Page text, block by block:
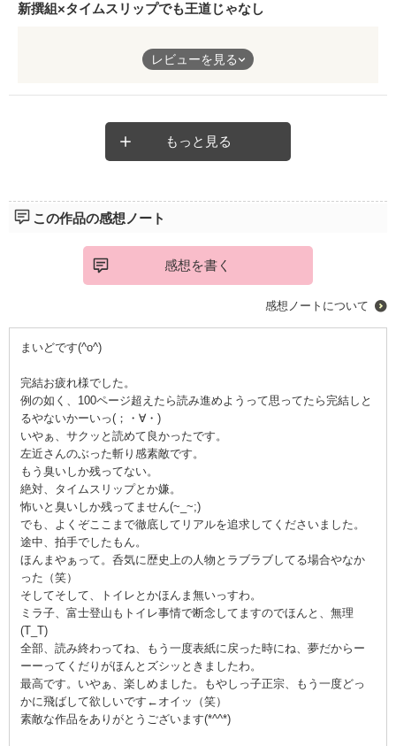
新撰組×タイムスリップでも王道じゃなし
神社の次男坊の主人公。
人より妖気を感じる勘が強い彼。
それも新撰組の世界。
知らないうちに隊士の仲間入り
局長の近藤さんにも声をかけられて王道タイムスリップ……では
現代人のもやしっ子。
そんな人斬りなんて無理。血の海なんて無理。食生活無理。トイ
レも……。
何もできないけどタイムスリップしたなら仕方ない。
自分も一緒にタイムスリップして歴史上の人物を見た気分になり
ました。
途中の世代ループ解説にゾッとしたり
楽しんで読みました。
リアルタイムスリップを体験したい方はぜひ。
レビューを見る
もっと見る
この作品の感想ノート
感想を書く
感想ノートについて
まいどです(^o^)
完結お疲れ様でした。
例の如く、100ページ超えたら読み進めようって思ってたら完結しと
るやないかーいっ(；・∀・)
いやぁ、サクッと読めて良かったです。
左近さんのぶった斬り感素敵です。
もう臭いしか残ってない。
絶対、タイムスリップとか嫌。
怖いと臭いしか残ってません(~_~;)
でも、よくぞここまで徹底してリアルを追求してくださいました。
途中、拍手でしたもん。
ほんまやぁって。呑気に歴史上の人物とラブラブしてる場合やなか
った（笑）
そしてそして、トイレとかほんま無いっすわ。
ミラ子、富士登山もトイレ事情で断念してますのでほんと、無理
(T_T)
全部、読み終わってね、もう一度表紙に戻った時にね、夢だからー
ーーってくだりがほんとズシッときましたわ。
最高です。いやぁ、楽しめました。もやしっ子正宗、もう一度どっ
かに飛ばして欲しいです←オイッ（笑）
素敵な作品をありがとうございます(*^^*)